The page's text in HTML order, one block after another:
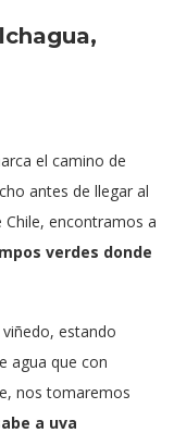
el camino de
antes de llegar al
encontramos a
verdes donde
estando
agua que con
nos tomaremos
a uva